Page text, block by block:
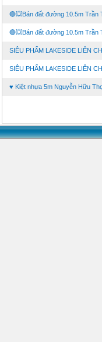
🔴💥Bán đất đường 10.5m Trần
🔴💥Bán đất đường 10.5m Trần
SIÊU PHẨM LAKESIDE LIÊN
SIÊU PHẨM LAKESIDE LIÊN
♥ Kiệt nhựa 5m Nguyễn Hữu